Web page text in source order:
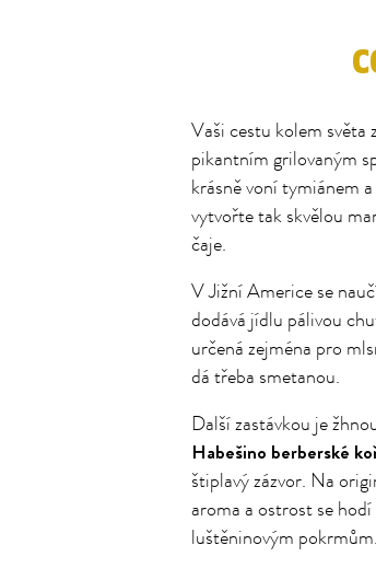
Vaši cestu kolem světa
pikantním grilovaným
krásně voní tymiánem
vytvořte tak skvělou
čaje.
V Jižní Americe se
dodává jídlu pálivou
určená zejména pro
dá třeba smetanou.
Další zastávkou je
Habešino berberské
štiplavý zázvor. Na
aroma a ostrost se
luštěninovým